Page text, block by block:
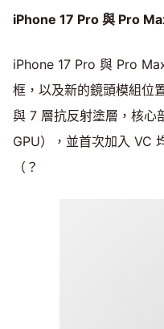
iPhone 17 Pro 與 Pro
iPhone 17 Pro 與 Pro
框，以及新的鏡頭模組位
與 7 層抗反射塗層，核心
GPU），並首次加入 VC
（？